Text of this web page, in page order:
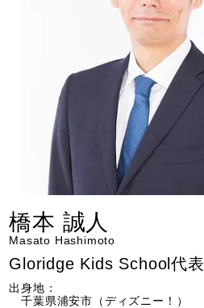
橋本 誠人
Masato Hashimoto
Gloridge Kids School代表
出身地：
千葉県浦安市（ディズニー！）